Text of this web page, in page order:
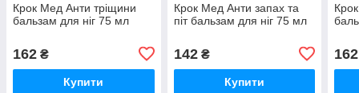
Крок Мед Анти тріщини
бальзам для ніг 75 мл
162 ₴
Купити
Крок Мед Анти запах та
піт бальзам для ніг 75 мл
142₴
Купити
162